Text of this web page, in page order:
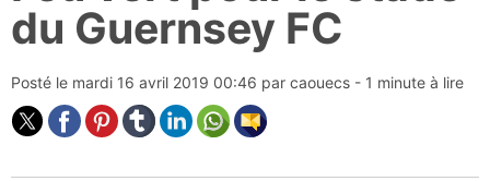
du Guernsey FC
Posté le mardi 16 avril 2019 00:46 par caouecs - 1 minute à lire